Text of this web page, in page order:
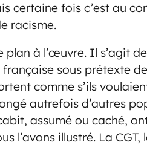
certaine fois c’est au
racisme.
plan à l’œuvre. Il s’agit
sous prétexte
comme s’ils
autrefois d’autres
assumé ou caché,
l’avons illustré. La